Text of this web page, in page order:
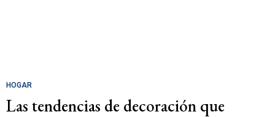
HOGAR
Las tendencias de decoración que